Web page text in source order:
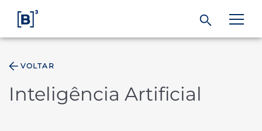
VOLTAR
Inteligência Artificial